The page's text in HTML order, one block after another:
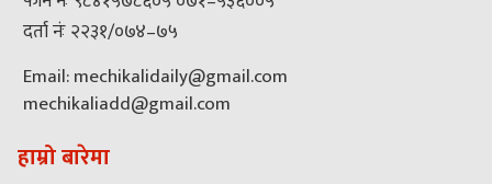
दर्ता नंः २२३१/०७४–७५
Email: mechikalidaily@gmail.com
mechikaliadd@gmail.com
हाम्रो बारेमा